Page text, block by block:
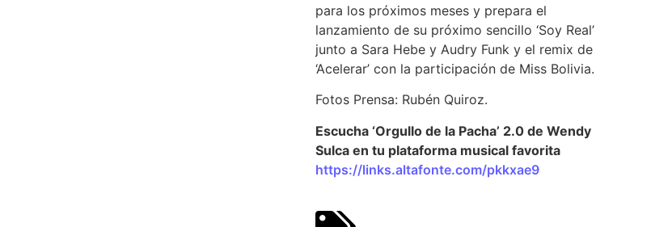
para los próximos meses y prepara el
lanzamiento de su próximo sencillo ‘Soy Real’
junto a Sara Hebe y Audry Funk y el remix de
‘Acelerar’ con la participación de Miss Bolivia.
Fotos Prensa: Rubén Quiroz.
Escucha ‘Orgullo de la Pacha’ 2.0 de Wendy
Sulca en tu plataforma musical favorita
https://links.altafonte.com/pkkxae9